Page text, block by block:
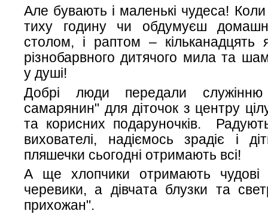
Але бувають і маленькі чудеса! Коли
тиху годину чи обдумуєш
столом, і раптом – кільканадцять
різнобарвного дитячого мила та
у душі!
Добрі люди передали служінню
самарянин" для діточок з центру
та корисних подаруночків.
вихователі, надіємось зрадіє і
пляшечки сьогодні отримають всі!
А ще хлопчики отримають чудові
черевики, а дівчата блузки та
прихожан".